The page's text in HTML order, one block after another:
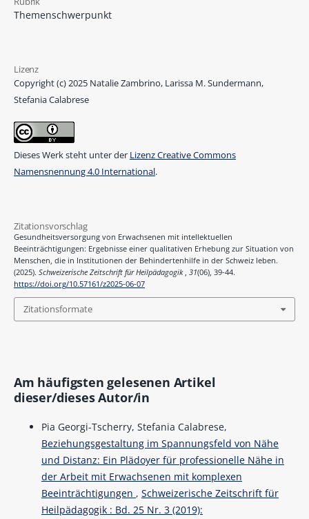
Themenschwerpunkt
Lizenz
Copyright (c) 2025 Natalie Zambrino, Larissa M. Sundermann,
Stefania Calabrese
Dieses Werk steht unter der Lizenz Creative Commons
Namensnennung 4.0 International.
Zitationsvorschlag
Gesundheitsversorgung von Erwachsenen mit intellektuellen
Beeinträchtigungen: Ergebnisse einer qualitativen Erhebung zur Situation von
Menschen, die in Institutionen der Behindertenhilfe in der Schweiz leben.
(2025). Schweizerische Zeitschrift für Heilpädagogik 31(06), 39-44.
https://doi.org/10.57161/z2025-06-07
Zitationsformate
Am häufigsten gelesenen Artikel
dieser/dieses Autor/in
Pia Georgi-Tscherry, Stefania Calabrese,
Beziehungsgestaltung im Spannungsfeld von Nähe
und Distanz: Ein Plädoyer für professionelle Nähe in
der Arbeit mit Erwachsenen mit komplexen
Beeinträchtigungen , Schweizerische Zeitschrift für
Heilpädagogik : Bd. 25 Nr. 3 (2019):